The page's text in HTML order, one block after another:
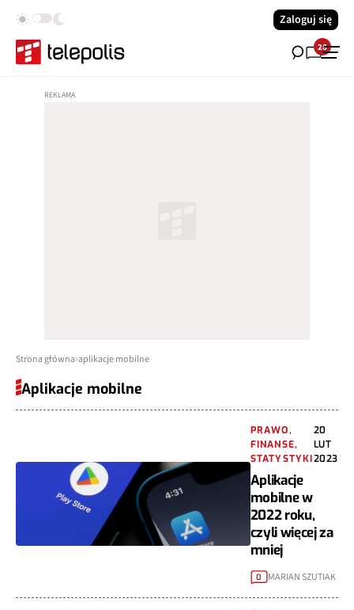
Zaloguj się
28
Strona główna aplikacje mobilne
Aplikacje mobilne
PRAWO,
FINANSE,
STATYSTYKI
20
LUT
2023
Aplikacje
mobilne w
2022 roku,
czyli więcej za
mniej
0 MARIAN SZUTIAK